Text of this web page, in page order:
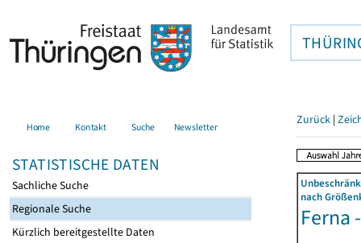
Home Kontakt Suche Newsletter
STATISTISCHE DATEN
Sachliche Suche
Regionale Suche
Kürzlich bereitgestellte Daten
Zurück |
nach
Ferna